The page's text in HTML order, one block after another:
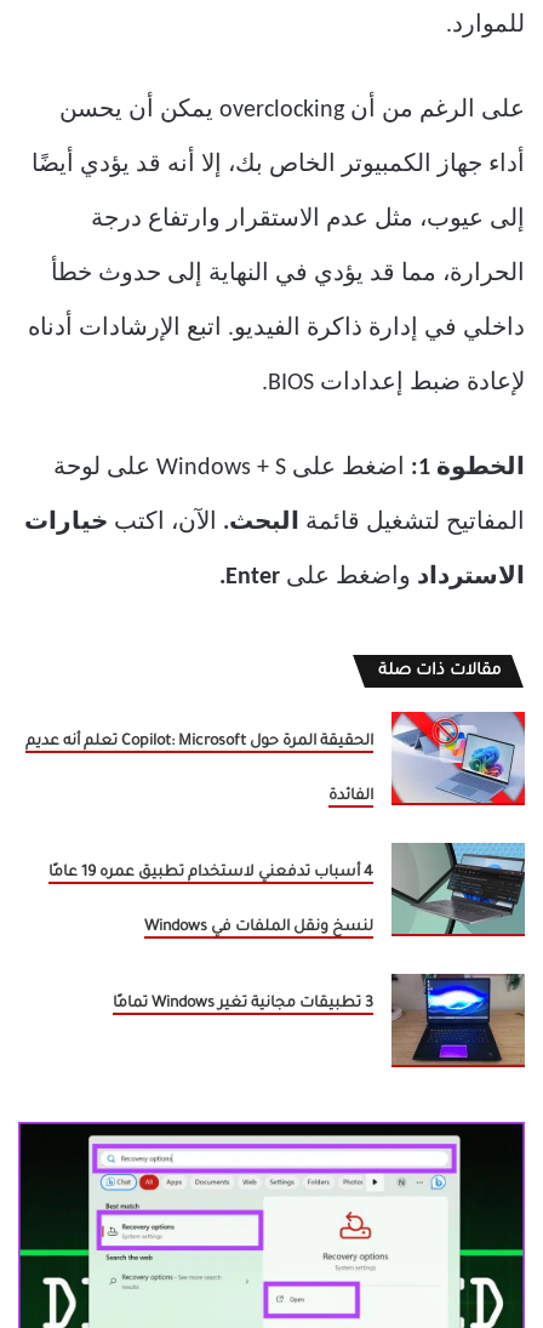
للموارد.
على الرغم من أن overclocking يمكن أن يحسن
أداء جهاز الكمبيوتر الخاص بك، إلا أنه قد يؤدي أيضًا
إلى عيوب، مثل عدم الاستقرار وارتفاع درجة
الحرارة، مما قد يؤدي في النهاية إلى حدوث خطأ
داخلي في إدارة ذاكرة الفيديو. اتبع الإرشادات أدناه
لإعادة ضبط إعدادات BIOS.
الخطوة 1: اضغط على Windows + S على لوحة
المفاتيح لتشغيل قائمة البحث. الآن، اكتب خيارات
الاسترداد واضغط على Enter.
مقالات ذات صلة
الحقيقة المرة حول Copilot: Microsoft تعلم أنه عديم
الفائدة
4 أسباب تدفعني لاستخدام تطبيق عمره 19 عامًا
لنسخ ونقل الملفات في Windows
3 تطبيقات مجانية تغير Windows تمامًا